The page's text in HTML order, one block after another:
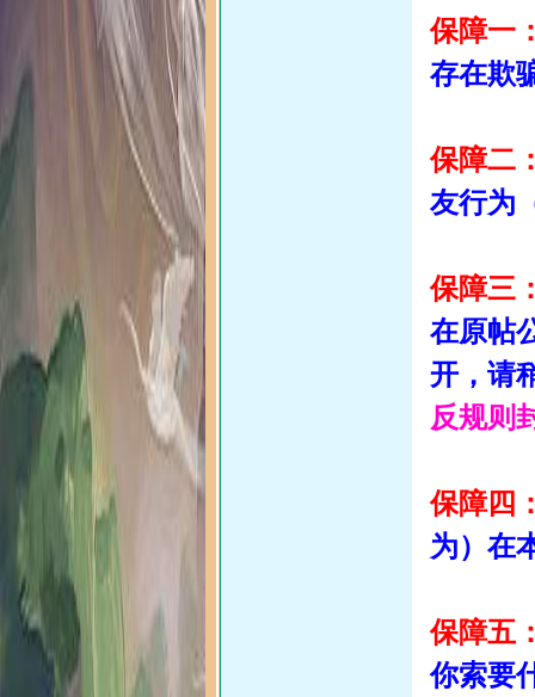
保障一
存在欺
保障二
友行为
保障三
在原帖
开，请
反规则
保障四
为）在
保障五
你索要